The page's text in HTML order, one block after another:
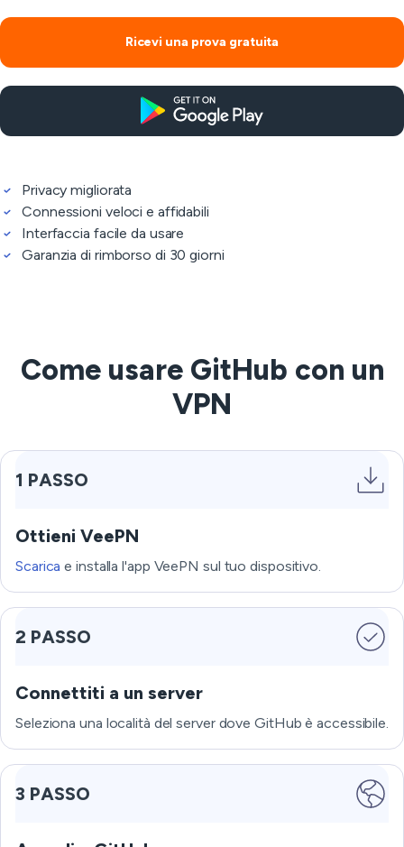
Ricevi una prova gratuita
Privacy migliorata
Connessioni veloci e affidabili
Interfaccia facile da usare
Garanzia di rimborso di 30 giorni
Come usare GitHub con un
VPN
1 PASSO
Ottieni VeePN
Scarica e installa l'app VeePN sul tuo dispositivo.
2 PASSO
Connettiti a un server
Seleziona una località del server dove GitHub è accessibile.
3 PASSO